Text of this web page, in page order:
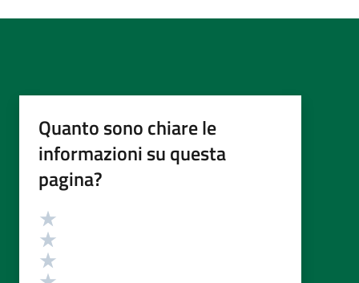
Quanto sono chiare le
informazioni su questa
pagina?
Valutazione